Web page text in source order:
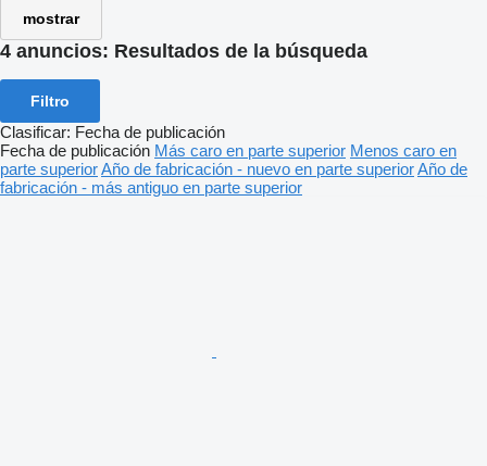
mostrar
4 anuncios: Resultados de la búsqueda
Filtro
Clasificar: Fecha de publicación
Fecha de publicación Más caro en parte superior Menos caro en
parte superiorAño de fabricación - nuevo en parte superiorAño de
fabricación - más antiguo en parte superior